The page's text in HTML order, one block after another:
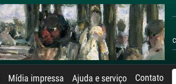
Mídia impressa Ajuda e serviço Contato